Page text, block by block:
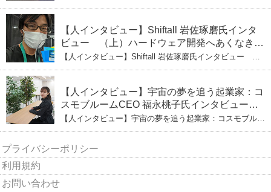
【人インタビュー】Shiftall 岩佐琢磨氏インタ
ビュー （上）ハードウェア開発へあくなき挑
戦 その起業の経緯とは
【人インタビュー】Shiftall 岩佐琢磨氏インタビュー
【人インタビュー】宇宙の夢を追う起業家：コ
スモブルームCEO 福永桃子氏インタビュー
（下）
【人インタビュー】宇宙の夢を追う起業家：コスモブルー
プライバシーポリシー
利用規約
お問い合わせ